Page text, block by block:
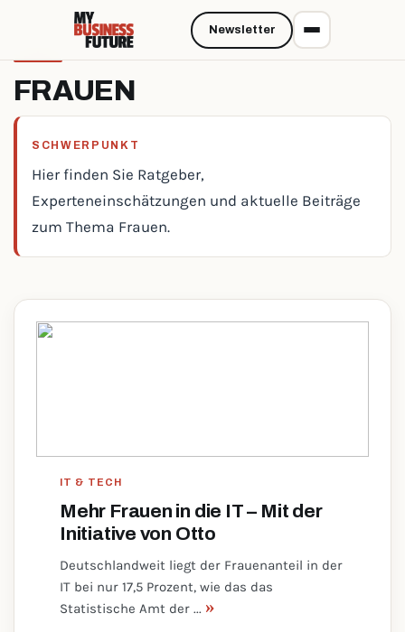
FRAUEN
SCHWERPUNKT
Hier finden Sie Ratgeber,
Experteneinschätzungen und aktuelle Beiträge
zum Thema Frauen.
IT & TECH
Mehr Frauen in die IT – Mit der
Initiative von Otto
Deutschlandweit liegt der Frauenanteil in der
IT bei nur 17,5 Prozent, wie das das
Statistische Amt der ... »
Newsletter